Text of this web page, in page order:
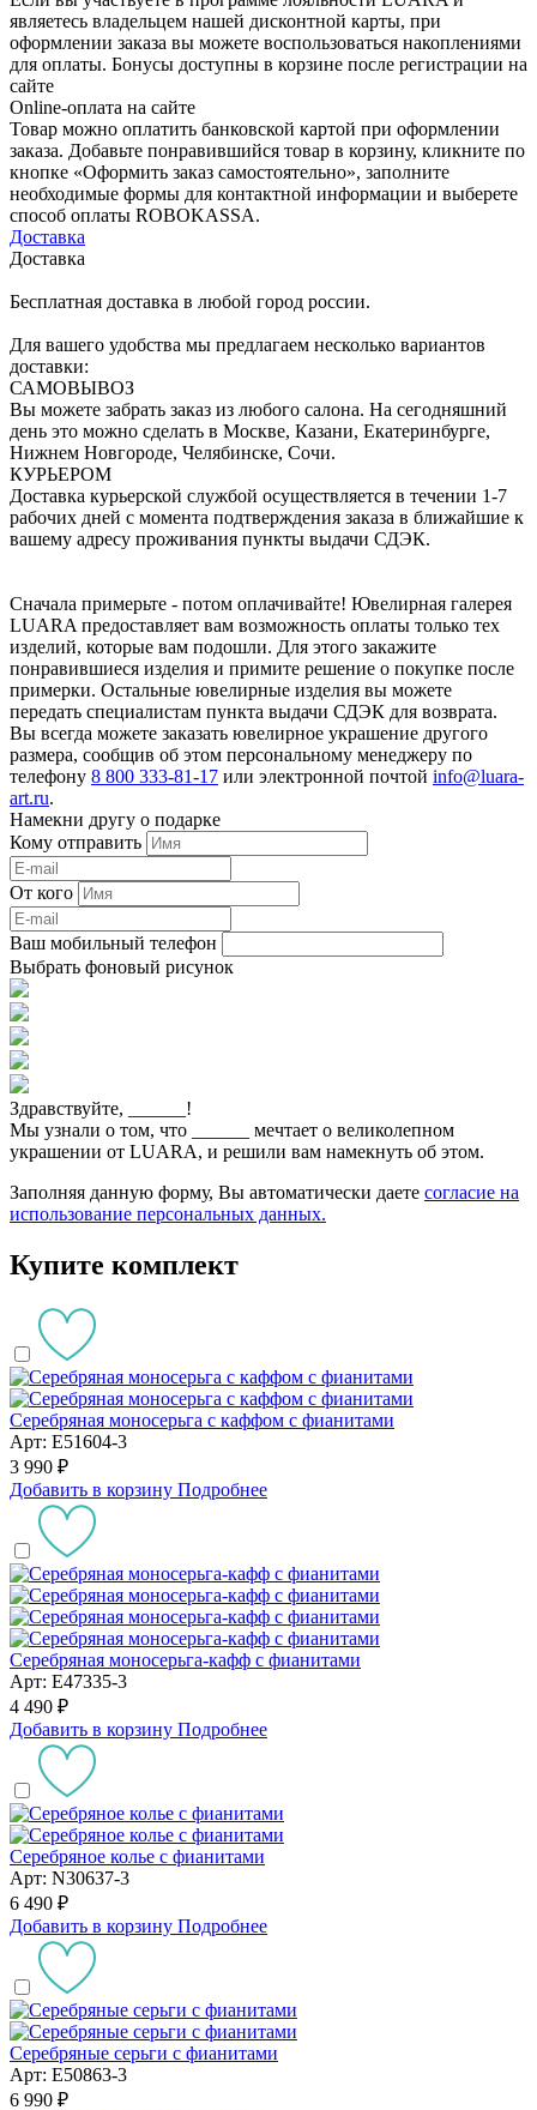
являетесь владельцем нашей дисконтной карты, при
оформлении заказа вы можете воспользоваться накоплениями
для оплаты. Бонусы доступны в корзине после регистрации на
сайте
Online-оплата на сайте
Товар можно оплатить банковской картой при оформлении
заказа. Добавьте понравившийся товар в корзину, кликните по
кнопке «Оформить заказ самостоятельно», заполните
необходимые формы для контактной информации и выберете
способ оплаты ROBOKASSA.
Доставка
Доставка
Бесплатная доставка в любой город россии.
Для вашего удобства мы предлагаем несколько вариантов
доставки:
САМОВЫВОЗ
Вы можете забрать заказ из любого салона. На сегодняшний
день это можно сделать в Москве, Казани, Екатеринбурге,
Нижнем Новгороде, Челябинске, Сочи.
КУРЬЕРОМ
Доставка курьерской службой осуществляется в течении 1-7
рабочих дней с момента подтверждения заказа в ближайшие к
вашему адресу проживания пункты выдачи СДЭК.
Сначала примерьте - потом оплачивайте! Ювелирная галерея
LUARA предоставляет вам возможность оплаты только тех
изделий, которые вам подошли. Для этого закажите
понравившиеся изделия и примите решение о покупке после
примерки. Остальные ювелирные изделия вы можете
передать специалистам пункта выдачи СДЭК для возврата.
Вы всегда можете заказать ювелирное украшение другого
размера, сообщив об этом персональному менеджеру по
телефону 8 800 333-81-17 или электронной почтой info@luara-
art.ru.
Намекни другу о подарке
Кому отправить
От кого
Ваш мобильный телефон
Выбрать фоновый рисунок
Здравствуйте,
!
Мы узнали о том, что
мечтает о великолепном
украшении от LUARA, и решили вам намекнуть об этом.
Заполняя данную форму, Вы автоматически даете согласие на
использование персональных данных.
Купите комплект
Серебряная моносерьга с каффом с фианитами
Арт: E51604-3
3 990 ₽
Добавить в корзину Подробнее
Серебряная моносерьга-кафф с фианитами
Арт: E47335-3
4 490 ₽
Добавить в корзину Подробнее
Серебряное колье с фианитами
Арт: N30637-3
6 490 ₽
Добавить в корзину Подробнее
Серебряные серьги с фианитами
Арт: E50863-3
6 990 ₽